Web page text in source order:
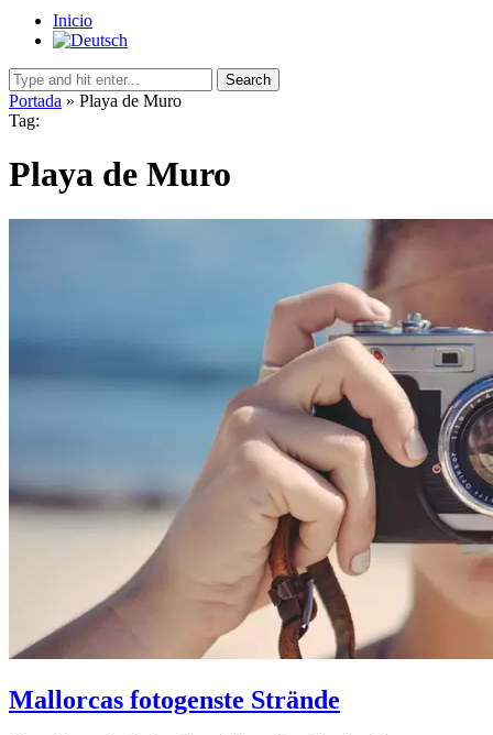
Inicio
Search
Portada » Playa de Muro
Tag:
Playa de Muro
Mallorcas fotogenste Strände